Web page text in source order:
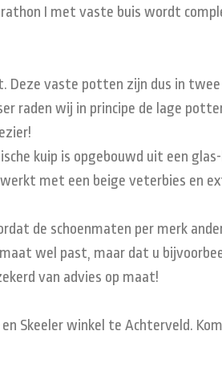
I met vaste buis wordt
Deze vaste potten zijn dus in
raden wij in principe de lage
kuip is opgebouwd uit een
met een beige veterbies en
de schoenmaten per merk
wel past, maar dat u
van advies op maat!
Skeeler winkel te Achterveld.